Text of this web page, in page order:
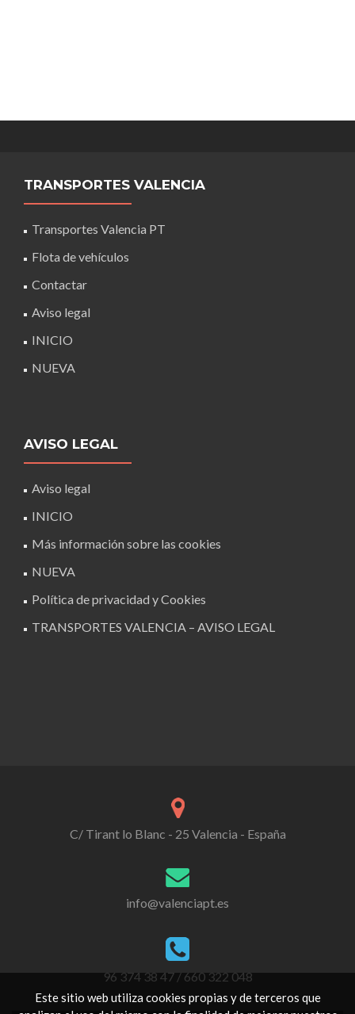
Este sitio web utiliza cookies propias y de terceros que
TRANSPORTES VALENCIA
Transportes Valencia PT
Flota de vehículos
Contactar
Aviso legal
INICIO
NUEVA
AVISO LEGAL
Aviso legal
INICIO
Más información sobre las cookies
NUEVA
Política de privacidad y Cookies
TRANSPORTES VALENCIA – AVISO LEGAL
C/ Tirant lo Blanc - 25 Valencia - España
info@valenciapt.es
96 374 38 47 / 660 322 048